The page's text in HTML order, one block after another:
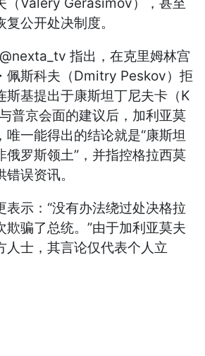
（Valery Gerasimov），甚至
公开处决制度。
指出，在克里姆林宫
佩斯科夫（Dmitry Peskov）拒
斯基提出于康斯坦丁尼夫卡（K
普京会面的建议后，加利亚莫
唯一能得出的结论就是“康斯坦
俄罗斯领土”，并指控格拉西莫
误资讯。
示：“没有办法绕过处决格拉
骗了总统。”由于加利亚莫夫
人士，其言论仅代表个人立